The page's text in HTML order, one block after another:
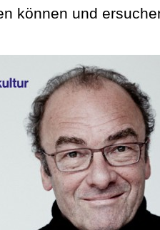
können und